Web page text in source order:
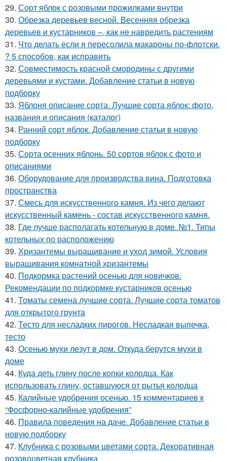
29. Сорт яблок с розовыми прожилками внутри
30. Обрезка деревьев весной. Весенняя обрезка
деревьев и кустарников –, как не навредить растениям
31. Что делать если я пересолила макароны по-флотски.
? 5 способов, как исправить
32. Совместимость красной смородины с другими
деревьями и кустами. Добавление статьи в новую
подборку
33. Яблоня описание сорта. Лучшие сорта яблок: фото,
названия и описания (каталог)
34. Ранний сорт яблок. Добавление статьи в новую
подборку
35. Сорта осенних яблонь. 50 сортов яблок с фото и
описаниями
36. Оборудование для производства вина. Подготовка
пространства
37. Смесь для искусственного камня. Из чего делают
искусственный камень - состав искусственного камня.
38. Где лучше располагать котельную в доме. №1. Типы
котельных по расположению
39. Хризантемы выращивание и уход зимой. Условия
выращивания комнатной хризантемы
40. Подкормка растений осенью для новичков.
Рекомендации по подкормке кустарников осенью
41. Томаты семена лучшие сорта. Лучшие сорта томатов
для открытого грунта
42. Тесто для несладких пирогов. Несладкая выпечка,
тесто
43. Осенью мухи лезут в дом. Откуда берутся мухи в
доме
44. Куда деть глину после копки колодца. Как
использовать глину, оставшуюся от рытья колодца
45. Калийные удобрения осенью. 15 комментариев к
“Фосфорно-калийные удобрения”
46. Правила поведения на даче. Добавление статьи в
новую подборку
47. Клубника с розовыми цветами сорта. Декоративная
розовоцветная клубника